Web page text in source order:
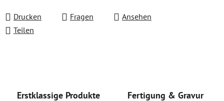
Drucken Fragen
Ansehen
Teilen
Erstklassige Produkte Fertigung & Gravur